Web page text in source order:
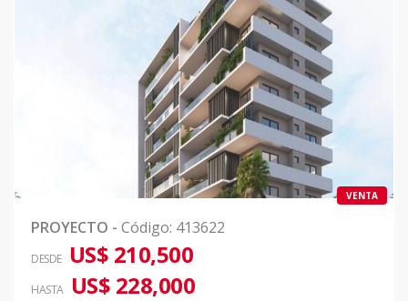
VENTA
PROYECTO - Código: 413622
DESDE US$ 210,500
HASTA US$ 228,000